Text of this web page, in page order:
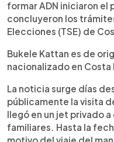
formar ADN iniciaron el
concluyeron los
Elecciones (TSE) de
Bukele Kattan es de
nacionalizado en Costa
La noticia surge días
públicamente la visita
llegó en un jet privado
familiares. Hasta la